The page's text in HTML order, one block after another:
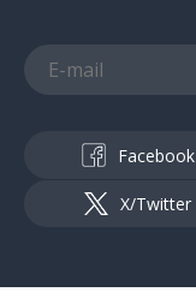
Facebook
X/Twitter